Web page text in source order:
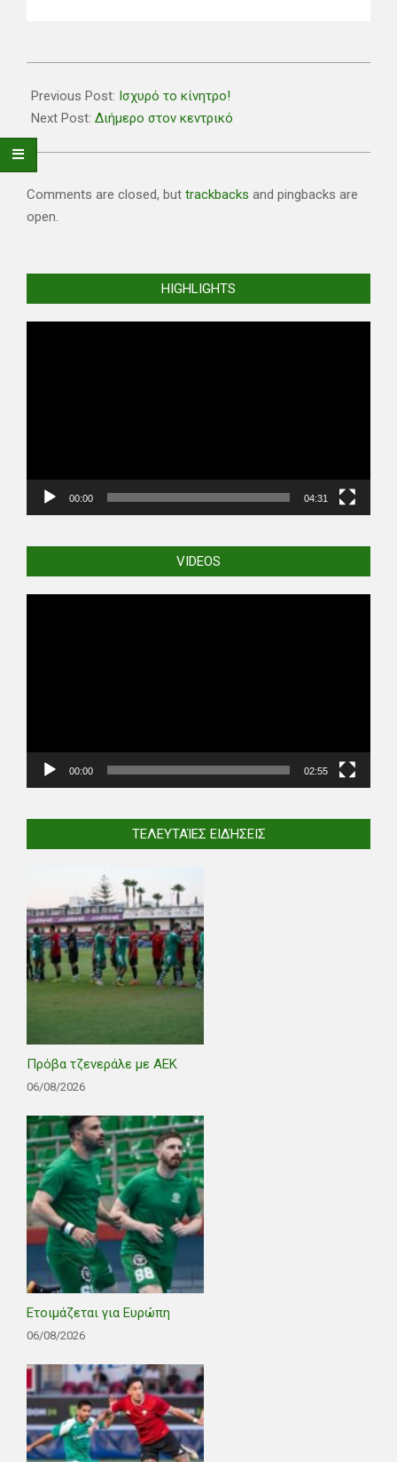
04-
11
Previous Post: Ισχυρό το κίνητρο!
Next Post: Διήμερο στον κεντρικό
Comments are closed, but trackbacks and pingbacks are
open.
HIGHLIGHTS
00:00 04:31
VIDEOS
00:00 02:55
ΤΕΛΕΥΤΑΊΕΣ ΕΙΔΉΣΕΙΣ
Πρόβα τζενεράλε με ΑΕΚ
06/08/2026
Ετοιμάζεται για Ευρώπη
06/08/2026